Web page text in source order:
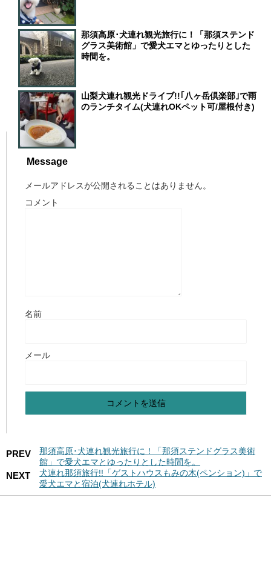
那須高原･犬連れ観光旅行に！「那須ステンド
グラス美術館」で愛犬エマとゆったりとした
時間を。
山梨犬連れ観光ドライブ!!｢八ヶ岳倶楽部｣で雨
のランチタイム(犬連れOKペット可/屋根付き)
Message
メールアドレスが公開されることはありません。
コメント
名前
メール
PREV
那須高原･犬連れ観光旅行に！「那須ステンドグラス美術
館」で愛犬エマとゆったりとした時間を。
NEXT
犬連れ那須旅行!!「ゲストハウスもみの木(ペンション)」で
愛犬エマと宿泊(犬連れホテル)